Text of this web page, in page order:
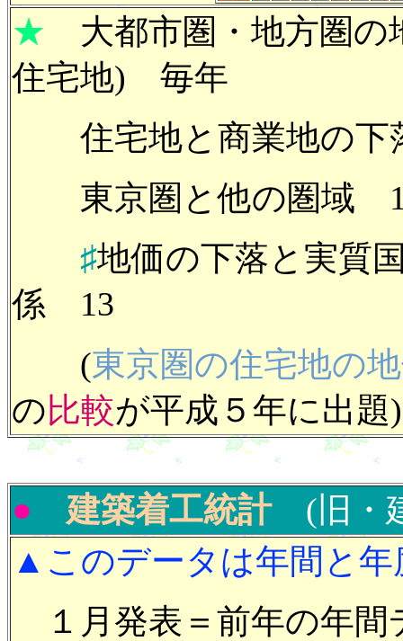
★ 大都市圏・地方圏の
住宅地)
住宅地と商業地の下
東京圏と他の圏域
♯地価の下落と実質
係 13
(東京圏の住宅地の
の比較が平成５年に出題)
● 建築着工統計
(旧・
▲このデータ は年間と
１月発表＝前年の年間